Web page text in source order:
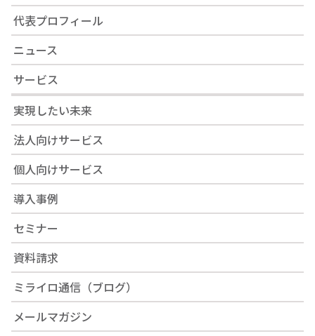
代表プロフィール
ニュース
サービス
実現したい未来
法人向けサービス
個人向けサービス
導入事例
セミナー
資料請求
ミライロ通信（ブログ）
メールマガジン